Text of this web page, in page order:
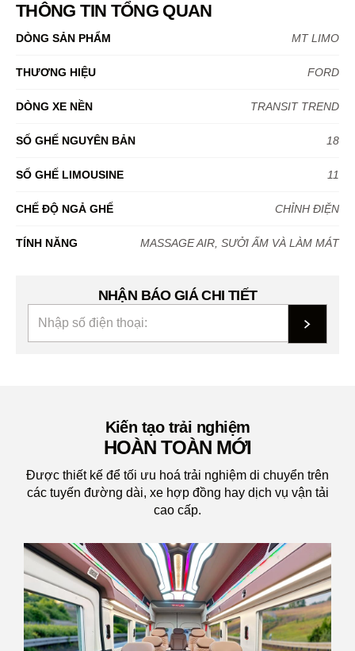
THÔNG TIN TỔNG QUAN
DÒNG SẢN PHẨM MT LIMO
THƯƠNG HIỆU FORD
DÒNG XE NỀN TRANSIT TREND
SỐ GHẾ NGUYÊN BẢN 18
SỐ GHẾ LIMOUSINE 11
CHẾ ĐỘ NGẢ GHẾ CHỈNH ĐIỆN
TÍNH NĂNG MASSAGE AIR, SƯỞI ẤM VÀ LÀM MÁT
NHẬN BÁO GIÁ CHI TIẾT
Kiến tạo trải nghiệm
HOÀN TOÀN MỚI
Được thiết kế để tối ưu hoá trải nghiệm di chuyển trên
các tuyến đường dài, xe hợp đồng hay dịch vụ vận tải
cao cấp.